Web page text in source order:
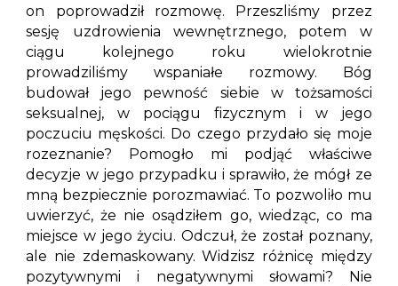
on poprowadził rozmowę. Przeszliśmy przez
sesję uzdrowienia wewnętrznego, potem w
ciągu kolejnego roku wielokrotnie
prowadziliśmy wspaniałe rozmowy. Bóg
budował jego pewność siebie w tożsamości
seksualnej, w pociągu fizycznym i w jego
poczuciu męskości. Do czego przydało się moje
rozeznanie? Pomogło mi podjąć właściwe
decyzje w jego przypadku i sprawiło, że mógł ze
mną bezpiecznie porozmawiać. To pozwoliło mu
uwierzyć, że nie osądziłem go, wiedząc, co ma
miejsce w jego życiu. Odczuł, że został poznany,
ale nie zdemaskowany. Widzisz różnicę między
pozytywnymi i negatywnymi słowami? Nie